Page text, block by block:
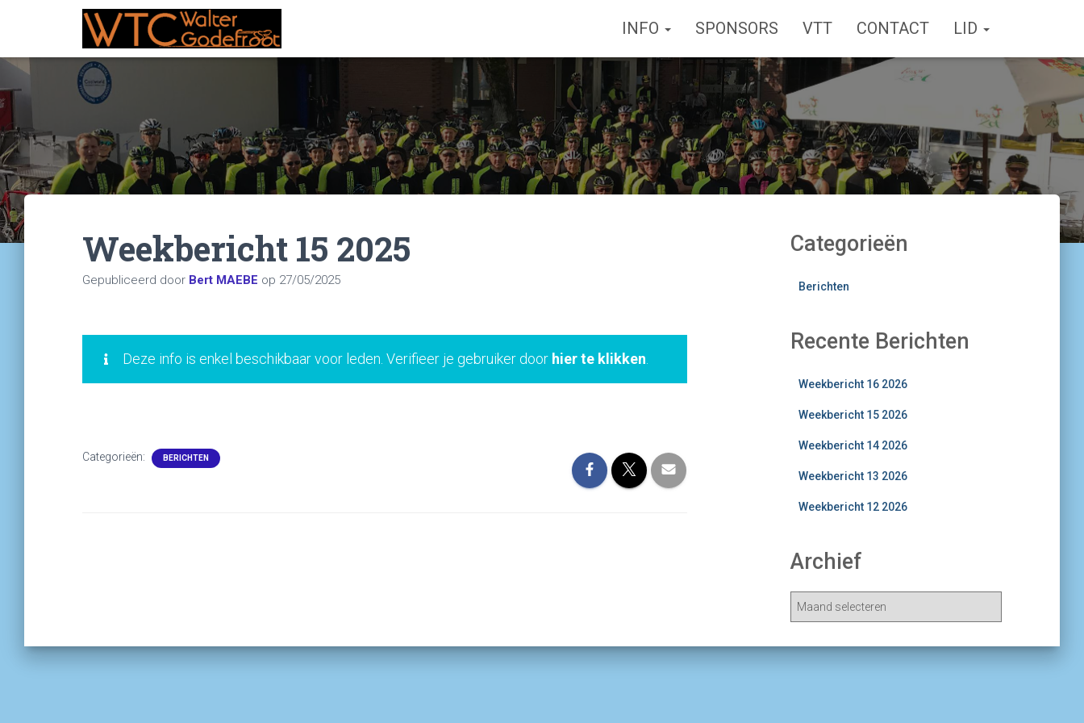
INFO SPONSORS VTT CONTACT LID
Weekbericht 15 2025
Gepubliceerd door Bert MAEBE op 27/05/2025
Deze info is enkel beschikbaar voor leden. Verifieer je gebruiker door hier te klikken
Categorieën: BERICHTEN
Categorieën
Berichten
Recente Berichten
Weekbericht 16 2026
Weekbericht 15 2026
Weekbericht 14 2026
Weekbericht 13 2026
Weekbericht 12 2026
Archief
h